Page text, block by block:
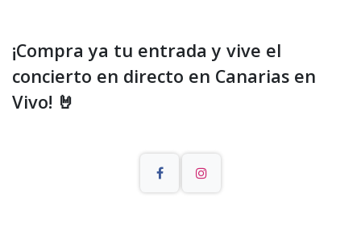
¡Compra ya tu entrada y vive el
concierto en directo en Canarias en
Vivo! 🤘